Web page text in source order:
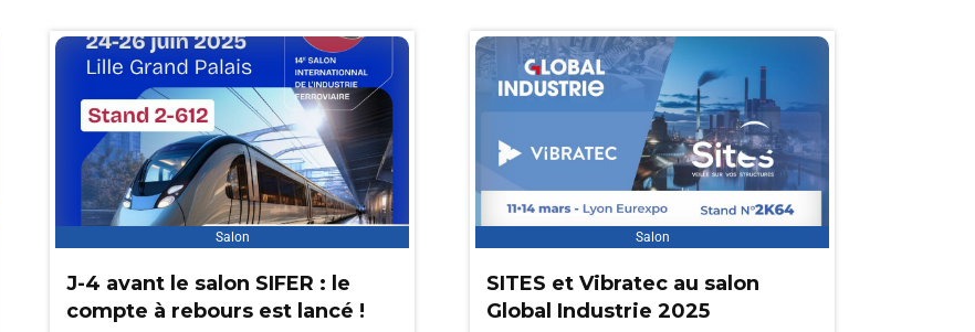
Salon
J-4 avant le salon SIFER : le
compte à rebours est lancé !
Salon
SITES et Vibratec au salon
Global Industrie 2025